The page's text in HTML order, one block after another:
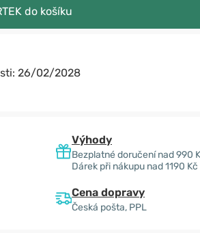
do košíku
26/02/2028
Výhody
Bezplatné doručení nad 990
Dárek při nákupu nad 1190 Kč
Cena dopravy
Česká pošta, PPL